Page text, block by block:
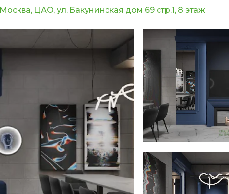
Москва, ЦАО, ул. Бакунинская дом 69 стр.1, 8 этаж